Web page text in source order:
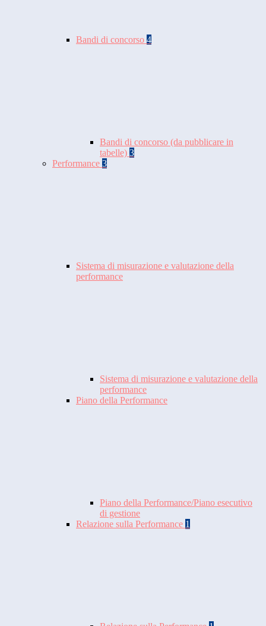
Bandi di concorso 4
Bandi di concorso (da pubblicare in
tabelle) 3
Performance 3
Sistema di misurazione e valutazione della
performance
Sistema di misurazione e valutazione della
performance
Piano della Performance
Piano della Performance/Piano esecutivo
di gestione
Relazione sulla Performance 1